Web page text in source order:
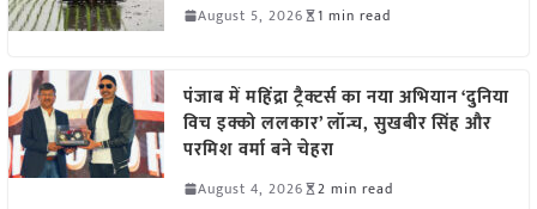
August 5, 2026 1 min read
पंजाब में महिंद्रा ट्रैक्टर्स का नया अभियान ‘दुनिया
विच इक्को ललकार’ लॉन्च, सुखबीर सिंह और
परमिश वर्मा बने चेहरा
August 4, 2026 2 min read